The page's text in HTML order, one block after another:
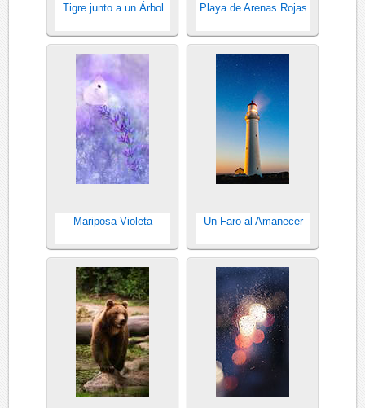
Tigre junto a un Árbol Playa de Arenas Rojas
Mariposa Violeta Un Faro al Amanecer